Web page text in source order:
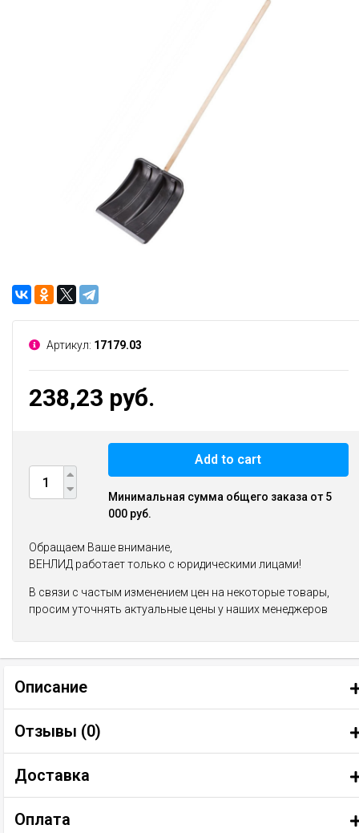
Артикул: 17179.03
238,23 руб.
Add to cart
Минимальная сумма общего заказа от 5
000 руб.
Обращаем Ваше внимание,
ВЕНЛИД работает только с юридическими лицами!
В связи с частым изменением цен на некоторые товары,
просим уточнять актуальные цены у наших менеджеров
Описание
Отзывы (0)
Доставка
Оплата